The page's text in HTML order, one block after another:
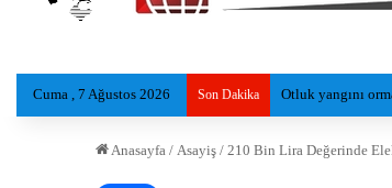
Cuma , 7 Ağustos 2026 Son Dakika Otluk yangını
Anasayfa / Asayiş / 210 Bin Lira Değerinde